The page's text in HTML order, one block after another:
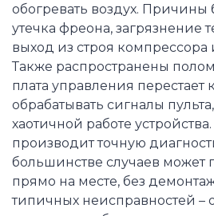
обогревать воздух.
утечка фреона, загрязнение
выход из строя компрессора
Также распространены
плата управления перестает
обрабатывать сигналы
хаотичной работе
производит точную
большинстве случаев может
прямо на месте, без
типичных неисправностей –